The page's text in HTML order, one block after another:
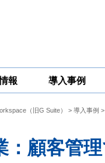
報
一問一答
導入事例
Google
対策サービス
（旧G Suite） > 導入事例
：顧客管